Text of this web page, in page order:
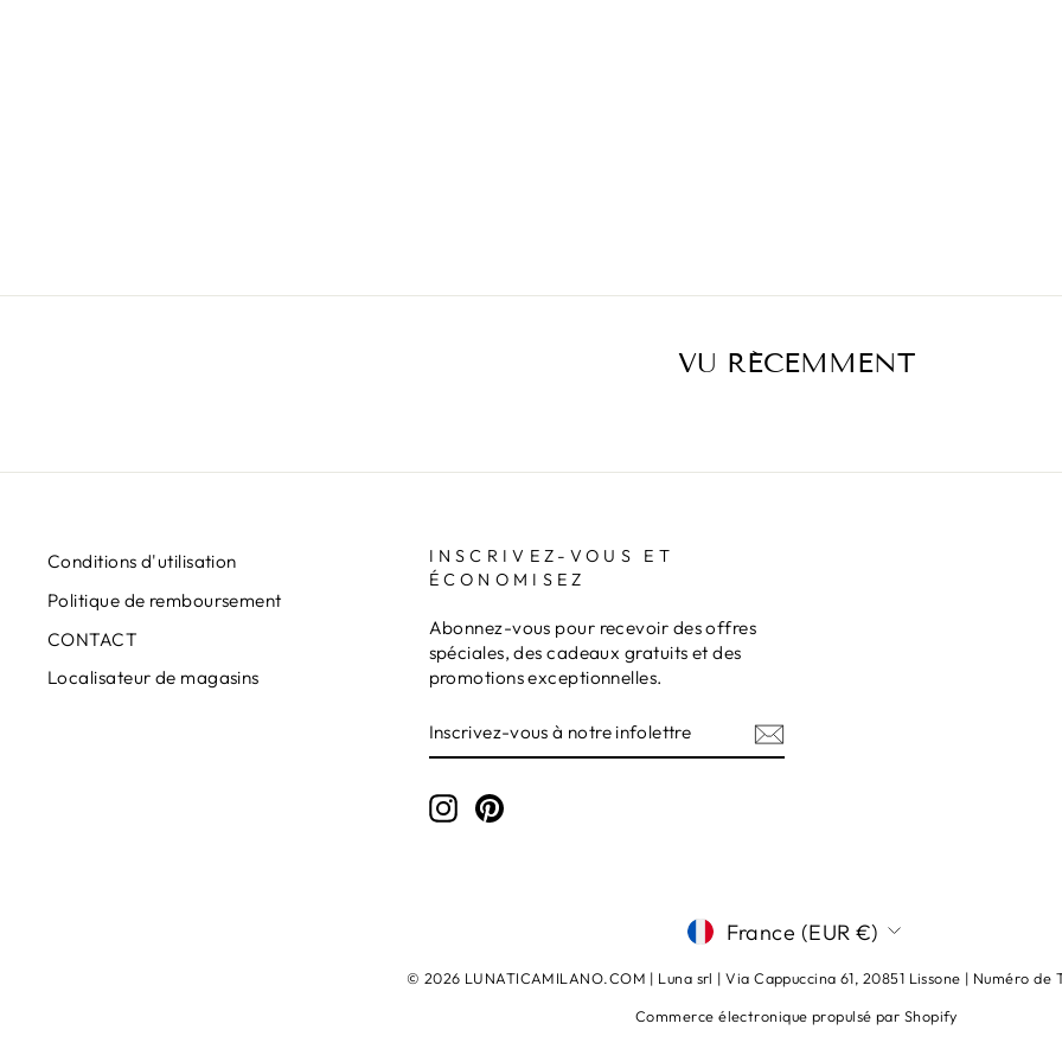
VU RÉCEMMENT
Conditions d'utilisation
Politique de remboursement
CONTACT
Localisateur de magasins
INSCRIVEZ-VOUS ET
ÉCONOMISEZ
Abonnez-vous pour recevoir des offres
spéciales, des cadeaux gratuits et des
promotions exceptionnelles.
VOUS
À
INFOLETTRE
InstagramPinterest
DEVISE
France (EUR €)
© 2026 LUNATICAMILANO.COM | Luna srl ​​​​| Via Cappuccina 61, 20851 Lissone | Numéro de
Commerce électronique propulsé par Shopify